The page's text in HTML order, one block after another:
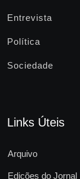
Entrevista
Política
Sociedade
Links Úteis
Arquivo
Edições do Jornal